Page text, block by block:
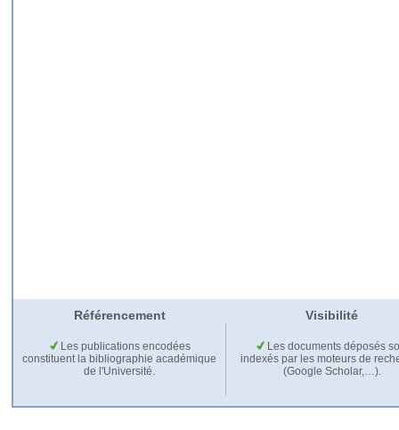
Référencement Visibilité
Les publications encodées
constituent la bibliographie académique
de l'Université.
Les documents déposés
indexés par les moteurs de
(Google Scholar,…).